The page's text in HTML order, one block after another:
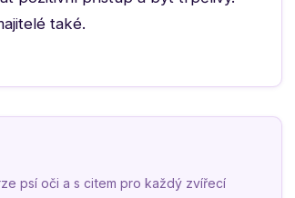
také.
psí oči a s citem pro každý zvířecí